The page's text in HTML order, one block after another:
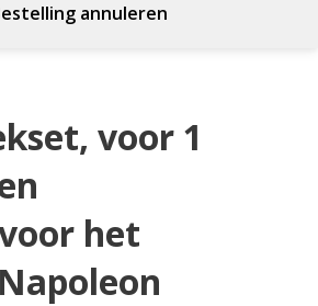
annuleren
voor 1
het